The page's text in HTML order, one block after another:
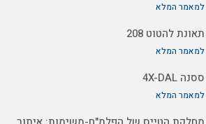
למאמר המלא
תאונת להטוט 208
למאמר המלא
ססנה 4X-DAL
למאמר המלא